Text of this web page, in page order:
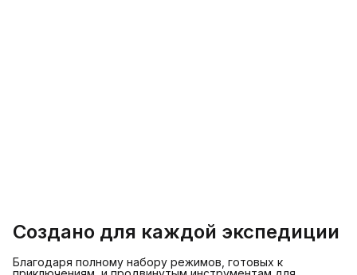
Создано для каждой экспедиции
Благодаря полному набору режимов, готовых к